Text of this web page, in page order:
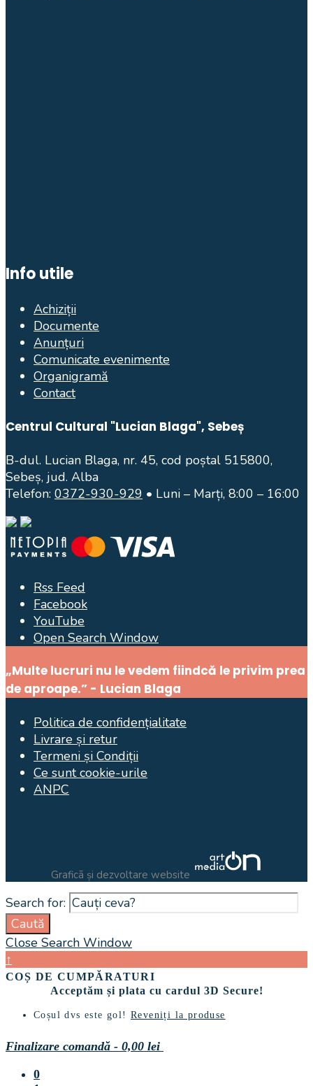
Info utile
Achiziții
Documente
Anunțuri
Comunicate evenimente
Organigramă
Contact
Centrul Cultural "Lucian Blaga", Sebeș
B-dul. Lucian Blaga, nr. 45, cod poștal 515800,
Sebeș, jud. Alba
Telefon: 0372-930-929 • Luni – Marți, 8:00 – 16:00
Rss Feed
Facebook
YouTube
Open Search Window
„Multe lucruri nu le vedem fiindcă le privim prea
de aproape.” - Lucian Blaga
Politica de confidențialitate
Livrare și retur
Termeni și Condiții
Ce sunt cookie-urile
ANPC
Graficã și dezvoltare website
Search for:
Caută
Close Search Window
↑
COȘ DE CUMPĂRATURI
Acceptăm și plata cu cardul 3D Secure!
Coșul dvs este gol!Reveniți la produse
Finalizare comandă - 0,00 lei
0